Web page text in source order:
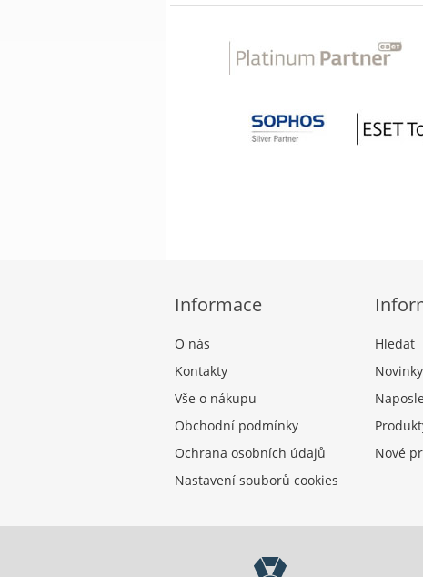
Informace
O nás
Kontakty
Vše o nákupu
Obchodní podmínky
Ochrana osobních údajů
Nastavení souborů cookies
Hledat
Novinky
Nové